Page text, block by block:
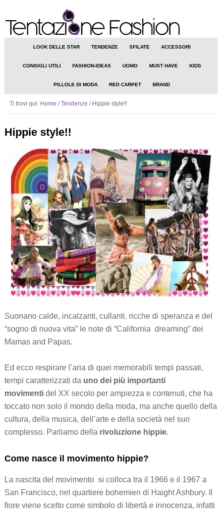
LOOK DELLE STAR TENDENZE SFILATE ACCESSORI
CONSIGLI UTILI FASHION-IDEAS UOMO MUST HAVE KIDS
PILLOLE DI MODA RED CARPET BRAND
Ti trovi qui: Home / Tendenze /Hippie style!!
Hippie style!!
Suonano calde, incalzanti, cullanti, ricche di speranza e del
“sogno di nuova vita” le note di “California dreaming” dei
Mamas and Papas.
Ed ecco respirare l’aria di quei memorabili tempi passati,
tempi caratterizzati da uno dei più importanti
movimentidel XX secolo per ampiezza e contenuti, che ha
toccato non solo il mondo della moda, ma anche quello della
cultura, della musica, dell’arte e della società nel suo
complesso. Parliamo della rivoluzione hippie.
Come nasce il movimento hippie?
La nascita del movimento si colloca tra il 1966 e il 1967 a
San Francisco, nel quartiere bohemien di Haight Ashbury. Il
fiore viene scelto come simbolo di libertà e innocenza, infatti